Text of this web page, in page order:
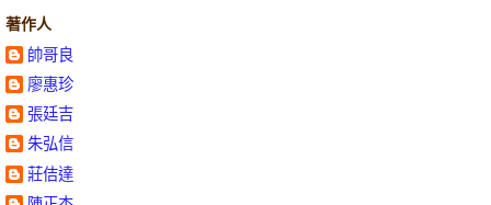
著作人
帥哥良
廖惠珍
張廷吉
朱弘信
莊佶達